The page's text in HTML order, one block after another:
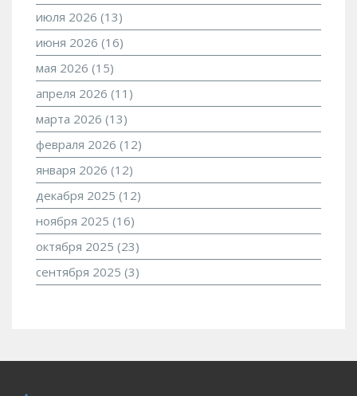
июля 2026 (13)
июня 2026 (16)
мая 2026 (15)
апреля 2026 (11)
марта 2026 (13)
февраля 2026 (12)
января 2026 (12)
декабря 2025 (12)
ноября 2025 (16)
октября 2025 (23)
сентября 2025 (3)